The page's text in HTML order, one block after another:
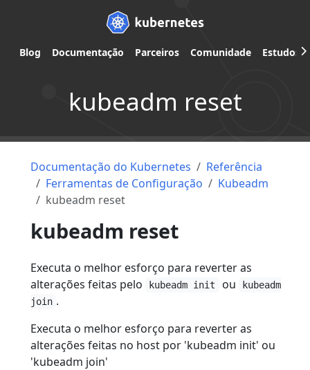
Blog Documentação Parceiros Comunidade Estudos
kubeadm reset
Documentação do Kubernetes
Referência
Ferramentas de Configuração
Kubeadm
kubeadm reset
kubeadm reset
Executa o melhor esforço para reverter as
alterações feitas pelo
kubeadm init ou
kubeadm
join .
Executa o melhor esforço para reverter as
alterações feitas no host por 'kubeadm init' ou
'kubeadm join'